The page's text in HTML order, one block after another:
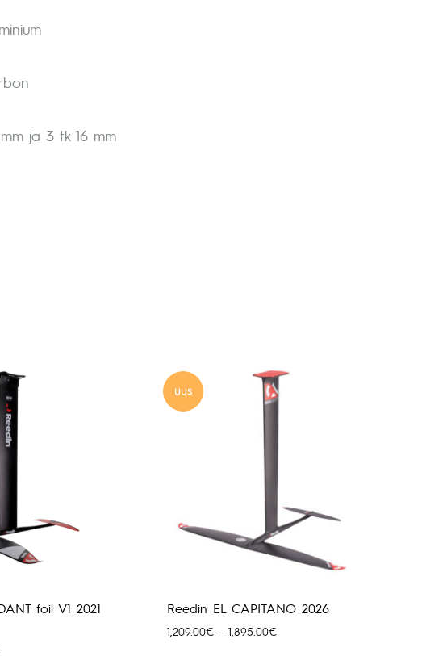
ja 3 tk 16 mm
foil V1 2021
UUS
Reedin EL CAPITANO 2026
1,209.00€ – 1,895.00€Hinnavahemik: